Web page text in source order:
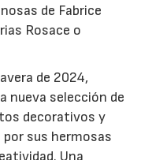
de Fabrice
Rosace o
de 2024,
nueva selección de
decorativos y
sus hermosas
Una